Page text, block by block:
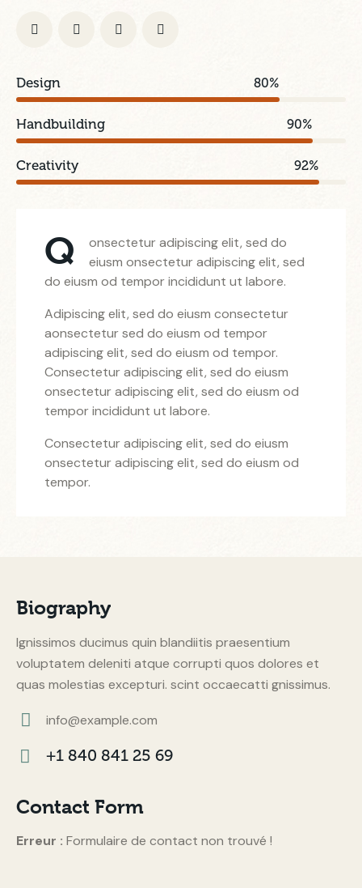
Design 80%
Handbuilding 90%
Creativity 92%
Q
onsectetur adipiscing elit, sed do
eiusm onsectetur adipiscing elit, sed
do eiusm od tempor incididunt ut labore.
Adipiscing elit, sed do eiusm consectetur
aonsectetur sed do eiusm od tempor
adipiscing elit, sed do eiusm od tempor.
Consectetur adipiscing elit, sed do eiusm
onsectetur adipiscing elit, sed do eiusm od
tempor incididunt ut labore.
Consectetur adipiscing elit, sed do eiusm
onsectetur adipiscing elit, sed do eiusm od
tempor.
Biography
Ignissimos ducimus quin blandiitis praesentium
voluptatem deleniti atque corrupti quos dolores et
quas molestias excepturi. scint occaecatti gnissimus.
m
info@example.com
on
+1 840 841 25 69
Contact Form
Erreur : Formulaire de contact non trouvé !